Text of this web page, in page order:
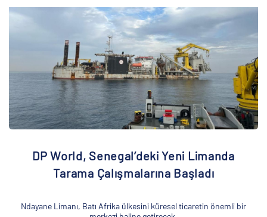
DP World, Senegal’deki Yeni Limanda
Tarama Çalışmalarına Başladı
Ndayane Limanı, Batı Afrika ülkesini küresel ticaretin önemli bir